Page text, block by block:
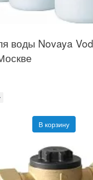
воды Novaya
В корзину